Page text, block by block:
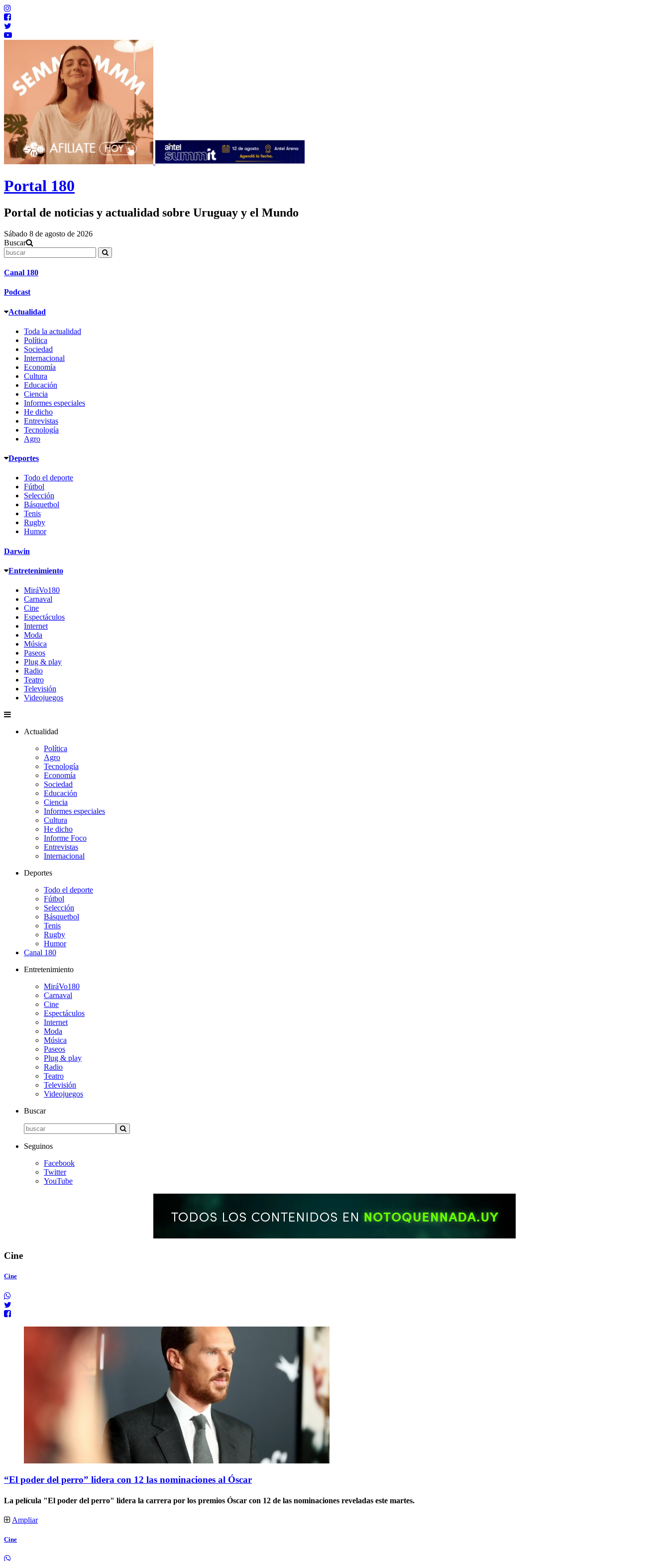
Portal 180
Portal de noticias y actualidad sobre Uruguay y el Mundo
Sábado 8 de agosto de 2026
Buscar
Canal 180
Podcast
Actualidad
Toda la actualidad
Política
Sociedad
Internacional
Economía
Cultura
Educación
Ciencia
Informes especiales
He dicho
Entrevistas
Tecnología
Agro
Deportes
Todo el deporte
Fútbol
Selección
Básquetbol
Tenis
Rugby
Humor
Darwin
Entretenimiento
MiráVo180
Carnaval
Cine
Espectáculos
Internet
Moda
Música
Paseos
Plug & play
Radio
Teatro
Televisión
Videojuegos
Actualidad
Política
Agro
Tecnología
Economía
Sociedad
Educación
Ciencia
Informes especiales
Cultura
He dicho
Informe Foco
Entrevistas
Internacional
Deportes
Todo el deporte
Fútbol
Selección
Básquetbol
Tenis
Rugby
Humor
Canal 180
Entretenimiento
MiráVo180
Carnaval
Cine
Espectáculos
Internet
Moda
Música
Paseos
Plug & play
Radio
Teatro
Televisión
Videojuegos
Buscar
Seguinos
Facebook
Twitter
YouTube
Cine
Cine
“El poder del perro” lidera con 12 las nominaciones al Óscar
La película "El poder del perro" lidera la carrera por los premios Óscar con 12 de las nominaciones reveladas este martes.
Ampliar
Cine